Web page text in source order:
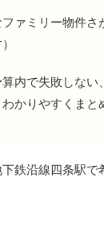
ァミリー物件
内で失敗しな
かりやすくまと
鉄沿線四条駅